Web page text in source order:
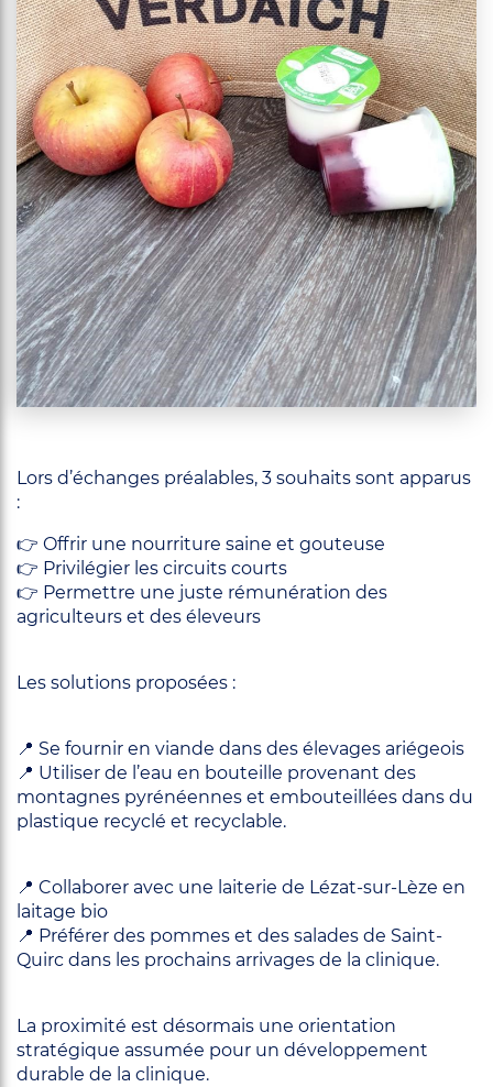
Lors d’échanges préalables, 3 souhaits sont apparus
:
👉 Offrir une nourriture saine et gouteuse
👉 Privilégier les circuits courts
👉 Permettre une juste rémunération des
agriculteurs et des éleveurs
Les solutions proposées :
📍 Se fournir en viande dans des élevages ariégeois
📍 Utiliser de l’eau en bouteille provenant des
montagnes pyrénéennes et embouteillées dans du
plastique recyclé et recyclable.
📍 Collaborer avec une laiterie de Lézat-sur-Lèze en
laitage bio
📍 Préférer des pommes et des salades de Saint-
Quirc dans les prochains arrivages de la clinique.
La proximité est désormais une orientation
stratégique assumée pour un développement
durable de la clinique.